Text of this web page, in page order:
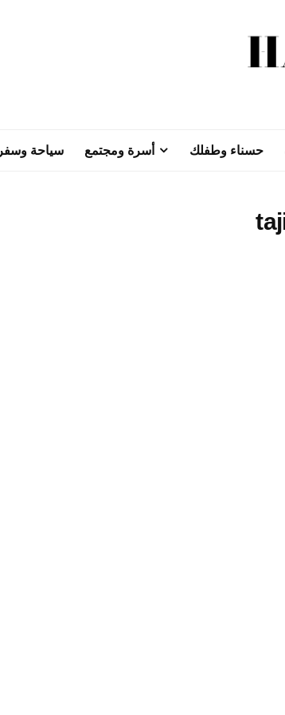
حسناء وطفلك أسرة ومجتمع سياحة وسفر